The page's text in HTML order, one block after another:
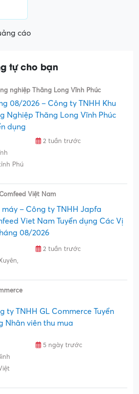
cáo
tự cho bạn
nghiệp Thăng Long Vĩnh Phúc
08/2026 – Công ty TNHH Khu
Nghiệp Thăng Long Vĩnh Phúc
dụng
2 tuần trước
Phú
Việt Nam
máy – Công ty TNHH Japfa
Viet Nam Tuyển dụng Các Vị
08/2026
2 tuần trước
ty TNHH GL Commerce Tuyển
Nhân viên thu mua
5 ngày trước